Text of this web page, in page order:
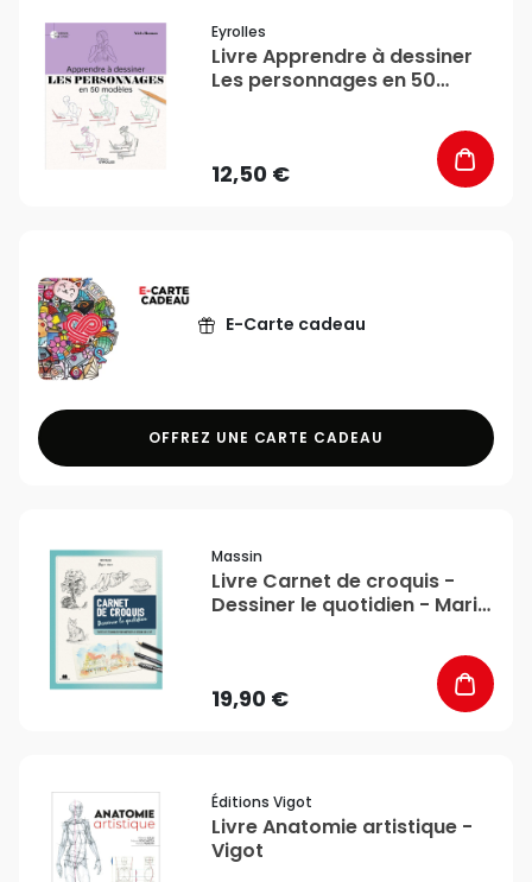
Eyrolles
Livre Apprendre à dessiner
Les personnages en 50
12,50 €
E-Carte cadeau
OFFREZ UNE CARTE CADEAU
Massin
Livre Carnet de croquis -
Dessiner le quotidien - Marie
19,90 €
Éditions Vigot
Livre Anatomie artistique -
Vigot